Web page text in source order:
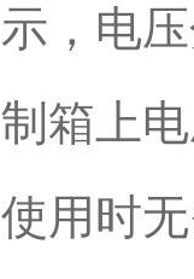
示，电
制箱上
使用时